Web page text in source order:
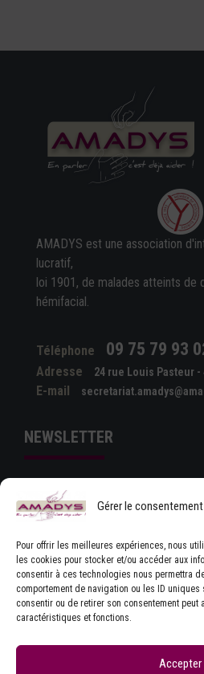
Gérer le
Pour offrir les meilleures expériences, nous
les cookies pour stocker et/ou accéder aux
consentir à ces technologies nous permettra
comportement de navigation ou les ID
consentir ou de retirer son consentement peut
caractéristiques et fonctions.
Accepter
AMADYS est une association
lucratif,
loi 1901, de malades atteints de
hémifacial.
Téléphone 09 75 79 93
Adresse 24 rue Louis Pasteur -
E-mail
NEWSLETTER
J'ACCEPTE LES CONDITIONS
D'UTILISATION